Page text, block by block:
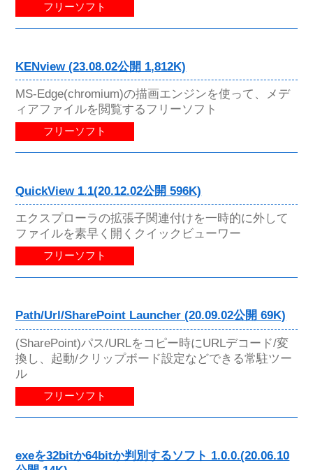
フリーソフト
KENview (23.08.02公開 1,812K)
MS-Edge(chromium)の描画エンジンを使って、メデ
ィアファイルを閲覧するフリーソフト
フリーソフト
QuickView 1.1(20.12.02公開 596K)
エクスプローラの拡張子関連付けを一時的に外して
ファイルを素早く開くクイックビューワー
フリーソフト
Path/Url/SharePoint Launcher (20.09.02公開 69K)
(SharePoint)パス/URLをコピー時にURLデコード/変
換し、起動/クリップボード設定などできる常駐ツー
ル
フリーソフト
exeを32bitか64bitか判別するソフト 1.0.0.(20.06.10